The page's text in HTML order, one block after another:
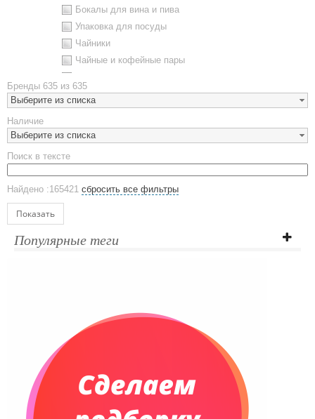
Бокалы для вина и пива
Упаковка для посуды
Чайники
Чайные и кофейные пары
Наборы посуды
Предметы сервировки
Стаканы
Эко кружки
ЕВРОПОСУДА
Аксессуары
Ежедневники и блокноты
Датированные ежедневники
Планинги недатированные
Телефонные книжки
Сумки и Рюкзаки
Сумки для планшетов и ноутбуков
Рюкзаки
Бренды 635 из 635
Выберите из списка
Наличие
Выберите из списка
Поиск в тексте
Найдено :165421 сбросить все фильтры
Показать
Популярные теги